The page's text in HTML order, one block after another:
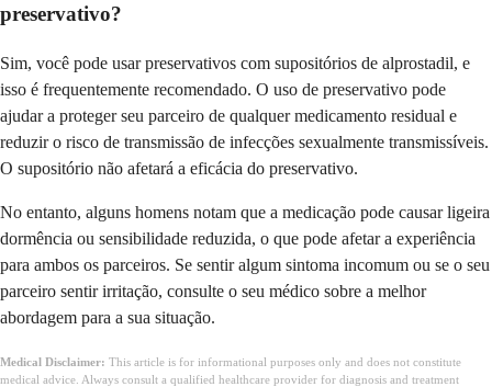
preservativo?
Sim, você pode usar preservativos com supositórios de alprostadil, e
isso é frequentemente recomendado. O uso de preservativo pode
ajudar a proteger seu parceiro de qualquer medicamento residual e
reduzir o risco de transmissão de infecções sexualmente transmissíveis.
O supositório não afetará a eficácia do preservativo.
No entanto, alguns homens notam que a medicação pode causar ligeira
dormência ou sensibilidade reduzida, o que pode afetar a experiência
para ambos os parceiros. Se sentir algum sintoma incomum ou se o seu
parceiro sentir irritação, consulte o seu médico sobre a melhor
abordagem para a sua situação.
Medical Disclaimer: This article is for informational purposes only and does not constitute
medical advice. Always consult a qualified healthcare provider for diagnosis and treatment